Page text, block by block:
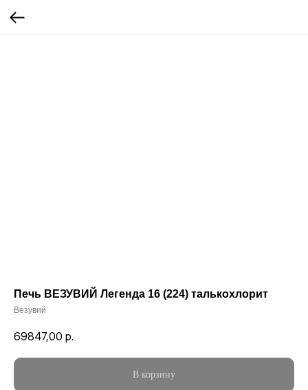
Печь ВЕЗУВИЙ Легенда 16 (224) талькохлорит
Везувий
69847,00 р.
В корзину